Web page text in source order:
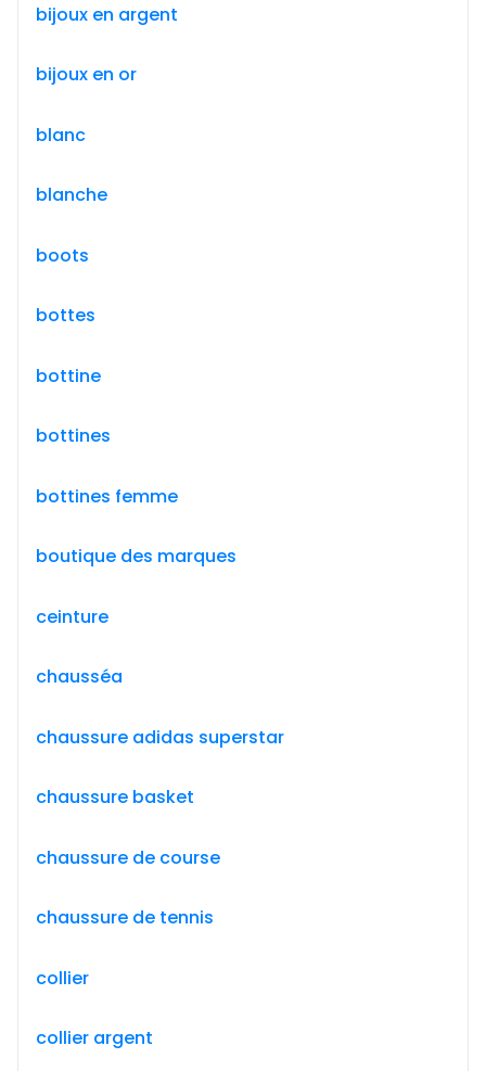
bijoux en argent
bijoux en or
blanc
blanche
boots
bottes
bottine
bottines
bottines femme
boutique des marques
ceinture
chausséa
chaussure adidas superstar
chaussure basket
chaussure de course
chaussure de tennis
collier
collier argent